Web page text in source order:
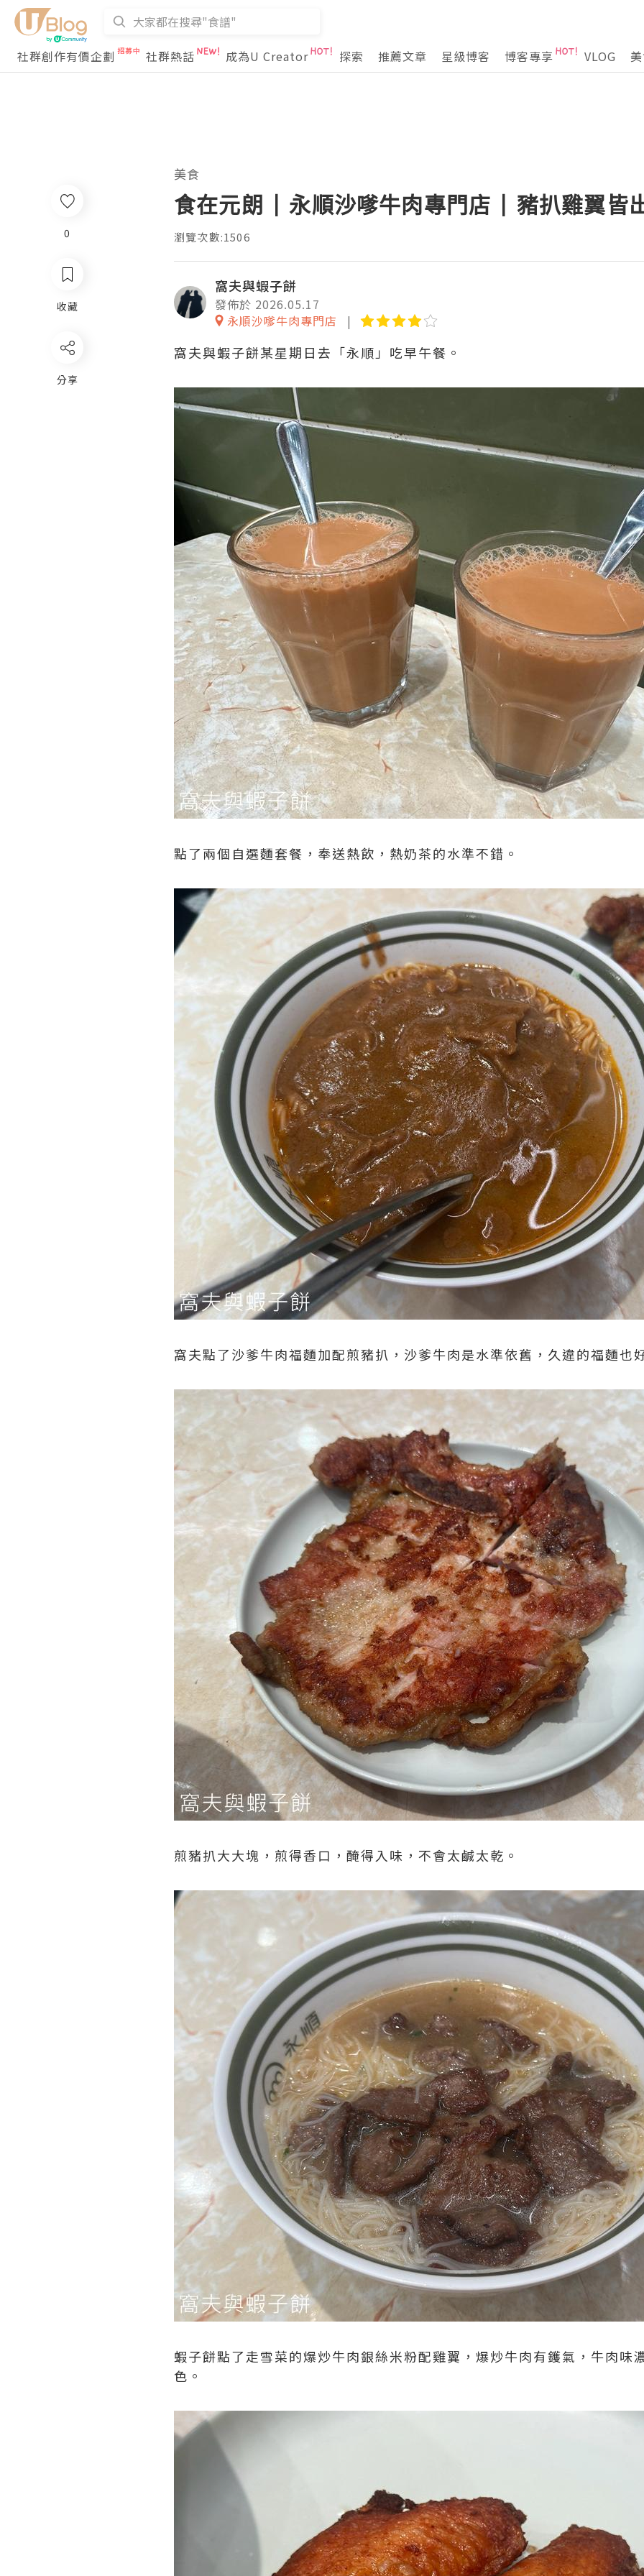
社群創作有價企劃 社群熱話 成為U Creator 探索 推薦文章 星級博客 博客專享 VLOG
0
收藏
分享
美食
食在元朗 | 永順沙嗲牛肉專門店 | 豬扒雞翼皆
瀏覽次數:1506
窩夫與蝦子餅
發佈於 2026.05.17
永順沙嗲牛肉專門店
窩夫與蝦子餅某星期日去「永順」吃早午餐。
點了兩個自選麵套餐，奉送熱飲，熱奶茶的水準不錯。
窩夫點了沙爹牛肉福麵加配煎豬扒，沙爹牛肉是水準依舊，久違的福麵也
煎豬扒大大塊，煎得香口，醃得入味，不會太鹹太乾。
蝦子餅點了走雪菜的爆炒牛肉銀絲米粉配雞翼，爆炒牛肉有鑊氣，牛肉味
色。